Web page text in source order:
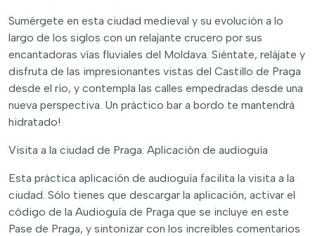
Sumérgete en esta ciudad medieval y su evolución a lo
largo de los siglos con un relajante crucero por sus
encantadoras vías fluviales del Moldava. Siéntate, relájate y
disfruta de las impresionantes vistas del Castillo de Praga
desde el río, y contempla las calles empedradas desde una
nueva perspectiva. Un práctico bar a bordo te mantendrá
hidratado!
Visita a la ciudad de Praga: Aplicación de audioguía
Esta práctica aplicación de audioguía facilita la visita a la
ciudad. Sólo tienes que descargar la aplicación, activar el
código de la Audioguía de Praga que se incluye en este
Pase de Praga, y sintonizar con los increíbles comentarios